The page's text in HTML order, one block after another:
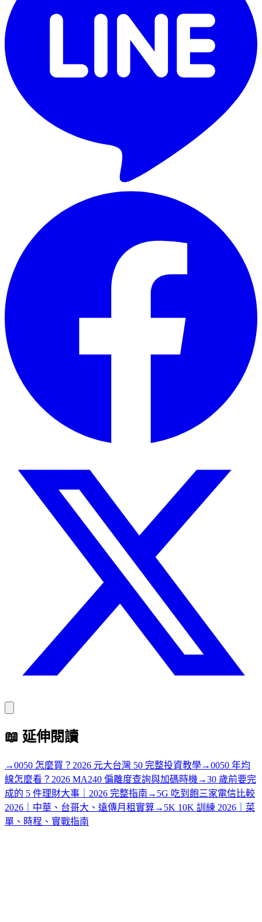
📖 延伸閱讀
→0050 怎麼買？2026 元大台灣 50 完整投資教學→0050 年均
線怎麼看？2026 MA240 偏離度查詢與加碼時機 →30 歲前要完
成的 5 件理財大事｜2026 完整指南 → 5G 吃到飽三家電信比較
2026｜中華、台哥大、遠傳月租實算→ 5K 10K 訓練 2026｜菜
單、時程、實戰指南